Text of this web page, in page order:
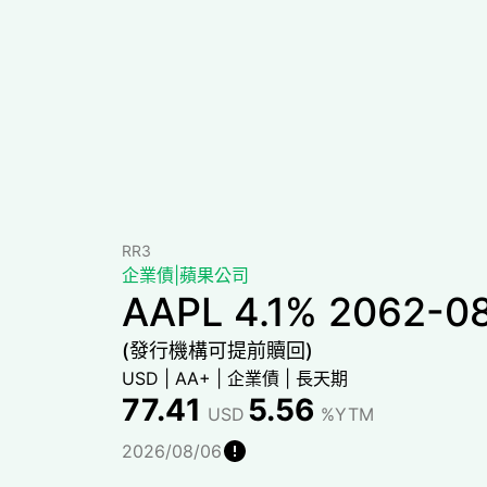
RR3
企業債 蘋果公司
AAPL 4.1% 2062-
(發行機構可提前贖回)
USD AA+ 企業債 長天期
77.41 USD
2026/08/06
5.56 %YTM